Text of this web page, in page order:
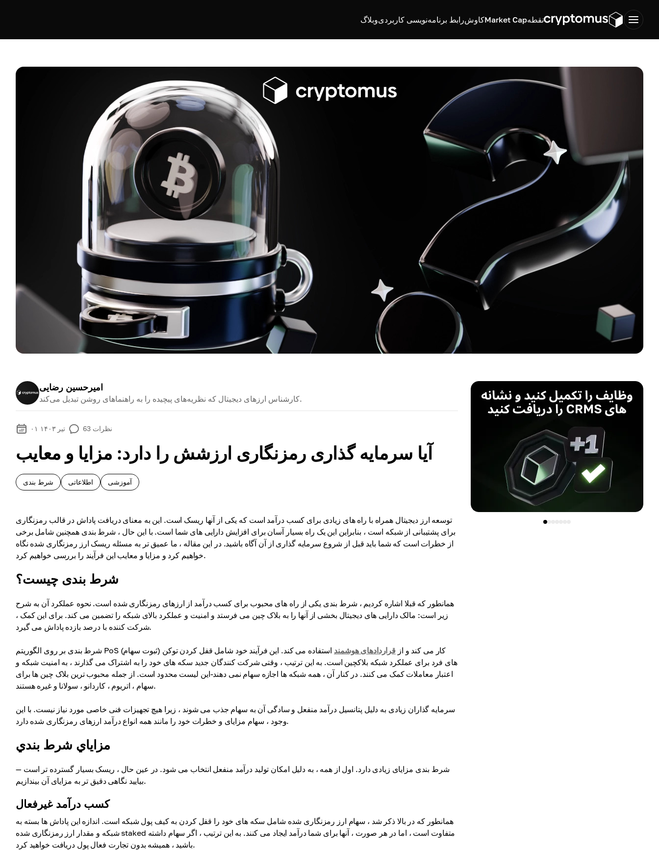
نقطهMarket Capکاوشرابط برنامه‌نویسی کاربردیوبلاگ
امیرحسین رضایی
کارشناس ارزهای دیجیتال که نظریه‌های پیچیده را به راهنماهای روشن تبدیل می‌کند.
۰۱ تیر ۱۴۰۳ 63 نظرات
آیا سرمایه گذاری رمزنگاری ارزشش را دارد: مزایا و معایب
شرط بندی اطلاعاتی آموزشی
توسعه ارز دیجیتال همراه با راه های زیادی برای کسب درآمد است که یکی از آنها ریسک است. این به معنای دریافت پاداش در قالب رمزنگاری
برای پشتیبانی از شبکه است ، بنابراین این یک راه بسیار آسان برای افزایش دارایی های شما است. با این حال ، شرط بندی همچنین شامل برخی
از خطرات است که شما باید قبل از شروع سرمایه گذاری از آن آگاه باشید. در این مقاله ، ما عمیق تر به مسئله ریسک ارز رمزنگاری شده نگاه
خواهیم کرد و مزایا و معایب این فرآیند را بررسی خواهیم کرد.
شرط بندی چیست؟
همانطور که قبلا اشاره کردیم ، شرط بندی یکی از راه های محبوب برای کسب درآمد از ارزهای رمزنگاری شده است. نحوه عملکرد آن به شرح
زیر است: مالک دارایی های دیجیتال بخشی از آنها را به بلاک چین می فرستد و امنیت و عملکرد بالای شبکه را تضمین می کند. برای این کمک ،
شرکت کننده با درصد بازده پاداش می گیرد.
شرط بندی بر روی الگوریتم PoS (ثبوت سهام) کار می کند و از قراردادهای هوشمند استفاده می کند. این فرآیند خود شامل قفل کردن توکن
های فرد برای عملکرد شبکه بلاکچین است. به این ترتیب ، وقتی شرکت کنندگان جدید سکه های خود را به اشتراک می گذارند ، به امنیت شبکه و
اعتبار معاملات کمک می کنند. در کنار آن ، همه شبکه ها اجازه سهام نمی دهند-این لیست محدود است. از جمله محبوب ترین بلاک چین ها برای
سهام ، اتریوم ، کاردانو ، سولانا و غیره هستند.
سرمایه گذاران زیادی به دلیل پتانسیل درآمد منفعل و سادگی آن به سهام جذب می شوند ، زیرا هیچ تجهیزات فنی خاصی مورد نیاز نیست. با این
وجود ، سهام مزایای و خطرات خود را مانند همه انواع درآمد ارزهای رمزنگاری شده دارد.
مزاياي شرط بندي
شرط بندی مزایای زیادی دارد. اول از همه ، به دلیل امکان تولید درآمد منفعل انتخاب می شود. در عین حال ، ریسک بسیار گسترده تر است —
بیایید نگاهی دقیق تر به مزایای آن بیندازیم.
کسب درآمد غیرفعال
همانطور که در بالا ذکر شد ، سهام ارز رمزنگاری شده شامل سکه های خود را قفل کردن به کیف پول شبکه است. اندازه این پاداش ها بسته به
شبکه و مقدار ارز رمزنگاری شده staked متفاوت است ، اما در هر صورت ، آنها برای شما درآمد ایجاد می کنند. به این ترتیب ، اگر سهام داشته
باشید ، همیشه بدون تجارت فعال پول دریافت خواهید کرد.